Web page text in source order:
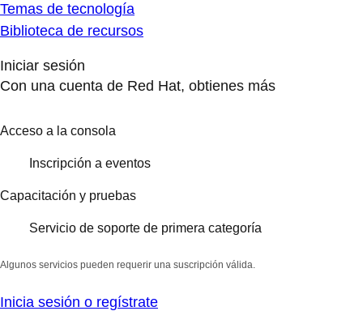
Temas de tecnología
Biblioteca de recursos
Iniciar sesión
Con una cuenta de Red Hat, obtienes más
Acceso a la consola
Inscripción a eventos
Capacitación y pruebas
Servicio de soporte de primera categoría
Algunos servicios pueden requerir una suscripción válida.
Inicia sesión o regístrate